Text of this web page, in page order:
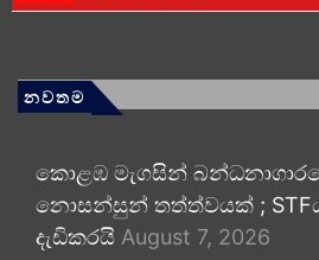
නවතම
කොළඹ මැගසින්
නොසන්සුන් තත්ත්වයක් ;
දැඩිකරයි August 7, 2026